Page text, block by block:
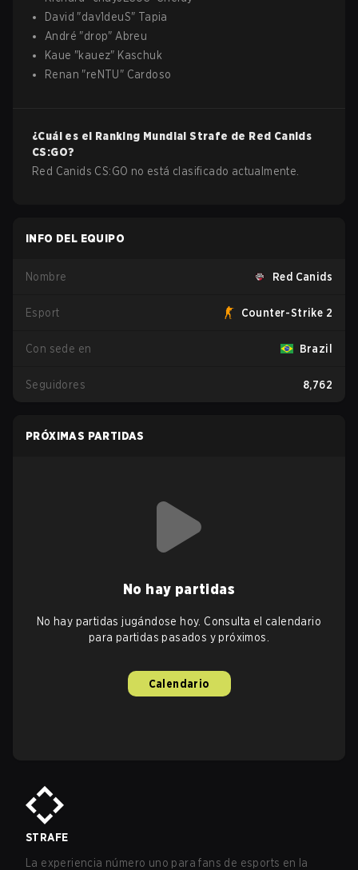
David "dav1deuS" Tapia
André "drop" Abreu
Kaue "kauez" Kaschuk
Renan "reNTU" Cardoso
¿Cuál es el Ranking Mundial Strafe de Red Canids
CS:GO?
Red Canids CS:GO no está clasificado actualmente.
INFO DEL EQUIPO
Nombre Red Canids
Esport Counter-Strike 2
Con sede en Brazil
Seguidores 8,762
PRÓXIMAS PARTIDAS
No hay partidas
No hay partidas jugándose hoy. Consulta el calendario
para partidas pasados y próximos.
Calendario
STRAFE
La experiencia número uno para fans de esports en la